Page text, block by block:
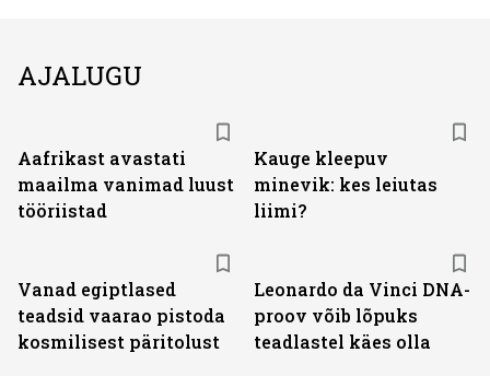
AJALUGU
Aafrikast avastati
maailma vanimad luust
tööriistad
Kauge kleepuv
minevik: kes leiutas
liimi?
Vanad egiptlased
teadsid vaarao pistoda
kosmilisest päritolust
Leonardo da Vinci DNA-
proov võib lõpuks
teadlastel käes olla